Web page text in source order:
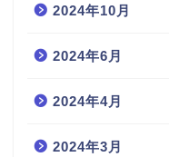
2024年10月
2024年6月
2024年4月
2024年3月